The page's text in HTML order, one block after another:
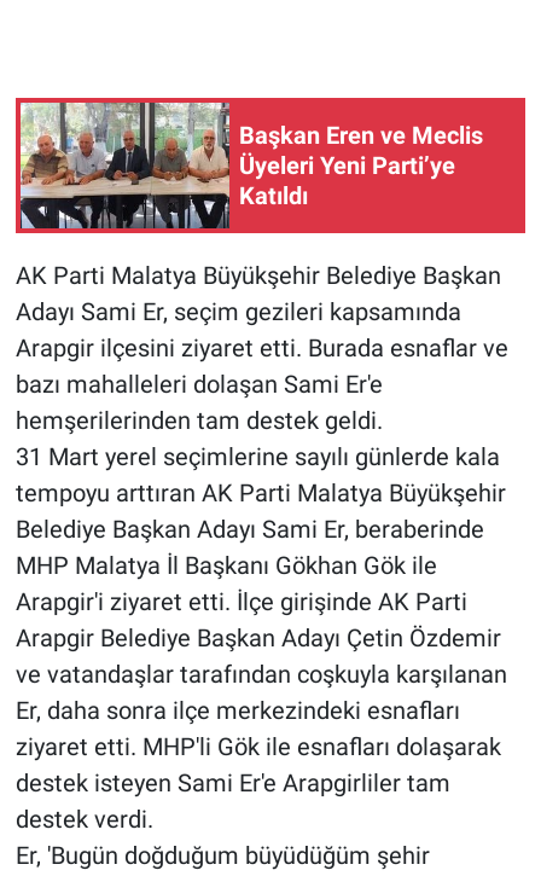
Başkan Eren ve Meclis
Üyeleri Yeni Parti’ye
Katıldı
AK Parti Malatya Büyükşehir Belediye Başkan
Adayı Sami Er, seçim gezileri kapsamında
Arapgir ilçesini ziyaret etti. Burada esnaflar ve
bazı mahalleleri dolaşan Sami Er'e
hemşerilerinden tam destek geldi.
31 Mart yerel seçimlerine sayılı günlerde kala
tempoyu arttıran AK Parti Malatya Büyükşehir
Belediye Başkan Adayı Sami Er, beraberinde
MHP Malatya İl Başkanı Gökhan Gök ile
Arapgir'i ziyaret etti. İlçe girişinde AK Parti
Arapgir Belediye Başkan Adayı Çetin Özdemir
ve vatandaşlar tarafından coşkuyla karşılanan
Er, daha sonra ilçe merkezindeki esnafları
ziyaret etti. MHP'li Gök ile esnafları dolaşarak
destek isteyen Sami Er'e Arapgirliler tam
destek verdi.
Er, 'Bugün doğduğum büyüdüğüm şehir